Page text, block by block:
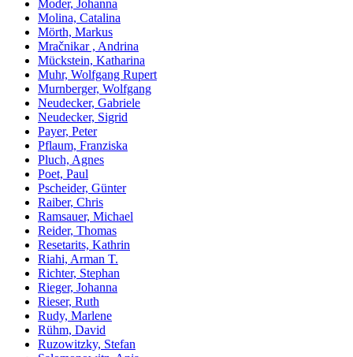
Moder, Johanna
Molina, Catalina
Mörth, Markus
Mračnikar , Andrina
Mückstein, Katharina
Muhr, Wolfgang Rupert
Murnberger, Wolfgang
Neudecker, Gabriele
Neudecker, Sigrid
Payer, Peter
Pflaum, Franziska
Pluch, Agnes
Poet, Paul
Pscheider, Günter
Raiber, Chris
Ramsauer, Michael
Reider, Thomas
Resetarits, Kathrin
Riahi, Arman T.
Richter, Stephan
Rieger, Johanna
Rieser, Ruth
Rudy, Marlene
Rühm, David
Ruzowitzky, Stefan